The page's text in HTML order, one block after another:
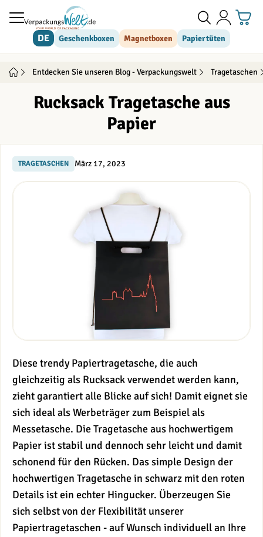
Direkt zum Inhalt
DE Geschenkboxen Magnetboxen Papiertüten
Entdecken Sie unseren Blog - Verpackungswelt Tragetaschen
Rucksack Tragetasche aus
Papier
TRAGETASCHEN März 17, 2023
Diese trendy Papiertragetasche, die auch
gleichzeitig als Rucksack verwendet werden kann,
zieht garantiert alle Blicke auf sich! Damit eignet sie
sich ideal als Werbeträger zum Beispiel als
Messetasche. Die Tragetasche aus hochwertigem
Papier ist stabil und dennoch sehr leicht und damit
schonend für den Rücken. Das simple Design der
hochwertigen Tragetasche in schwarz mit den roten
Details ist ein echter Hingucker. Überzeugen Sie
sich selbst von der Flexibilität unserer
Papiertragetaschen - auf Wunsch individuell an Ihre